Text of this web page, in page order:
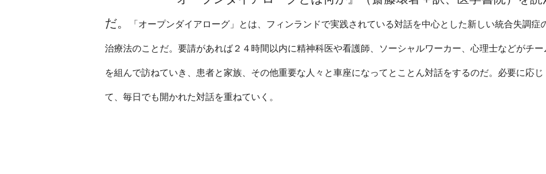
だ。
「オープンダイアローグ」とは、フィンランドで実践されている対話を中心とした新しい統合失調症
治療法のことだ。要請があれば２４時間以内に精神科医や看護師、ソーシャルワーカー、心理士などがチー
を組んで訪ねていき、患者と家族、その他重要な人々と車座になってとことん対話をするのだ。必要に応じ
て、毎日でも開かれた対話を重ねていく。